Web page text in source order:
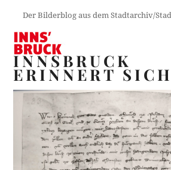
Der Bilderblog aus dem Stadtarchiv/
INNSBRUCK
ERINNERT SICH